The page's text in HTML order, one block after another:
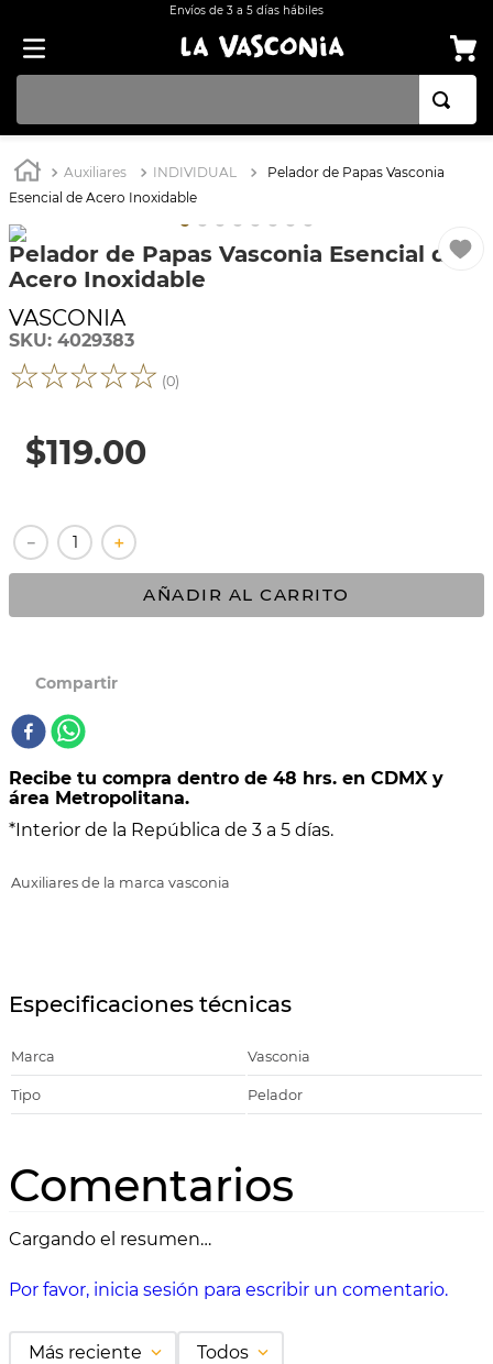
Envíos de 3 a 5 días hábiles
Auxiliares INDIVIDUAL
Pelador de Papas Vasconia
Esencial de Acero Inoxidable
Pelador de Papas Vasconia Esencial de
Acero Inoxidable
VASCONIA
SKU: 4029383
☆☆☆☆☆ (0)
$119.00
＋
－
AÑADIR AL CARRITO
Recibe tu compra dentro de 48 hrs. en CDMX y
área Metropolitana.
*Interior de la República de 3 a 5 días.
Auxiliares de la marca vasconia
Especificaciones técnicas
Marca Vasconia
Tipo Pelador
Comentarios
Cargando el resumen…
Por favor, inicia sesión para escribir un comentario.
Más reciente Todos
1. BATERÍA COCINA EKCO ALUMINIO ANTIADHERENTE 32 PIEZAS
3. OLLA
5. INDUCCIÓN
6. SARTEN
8. BATERÍA
10. COMAL